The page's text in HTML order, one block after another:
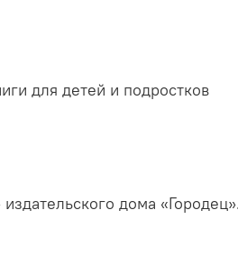
для детей и подростков
дома «Городец».